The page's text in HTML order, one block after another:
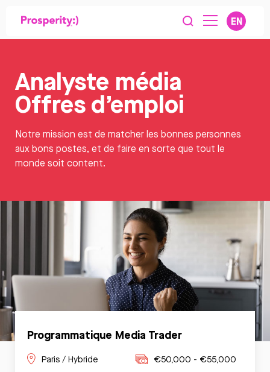
EN
Analyste média
Offres d’emploi
Notre mission est de matcher les bonnes personnes
aux bons postes, et de faire en sorte que tout le
monde soit content.
Programmatique Media Trader
Paris / Hybride €50,000 - €55,000